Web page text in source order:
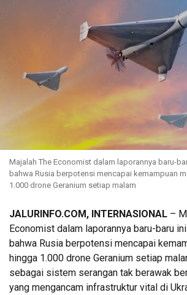
Majalah The Economist dalam laporannya baru-
bahwa Rusia berpotensi mencapai kemampuan
1.000 drone Geranium setiap malam
JALURINFO.COM, INTERNASIONAL –
Economist dalam laporannya baru-baru
bahwa Rusia berpotensi mencapai
hingga 1.000 drone Geranium setiap
sebagai sistem serangan tak berawak
yang mengancam infrastruktur vital di